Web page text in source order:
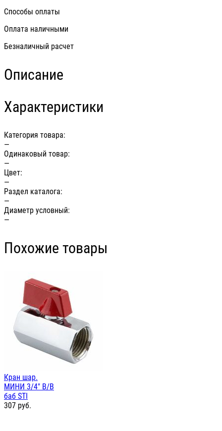
Способы оплаты
Оплата наличными
Безналичный расчет
Описание
Характеристики
Категория товара:
—
Одинаковый товар:
—
Цвет:
—
Раздел каталога:
—
Диаметр условный:
—
Похожие товары
Кран шар.
МИНИ 3/4" В/В
баб STI
307 руб.